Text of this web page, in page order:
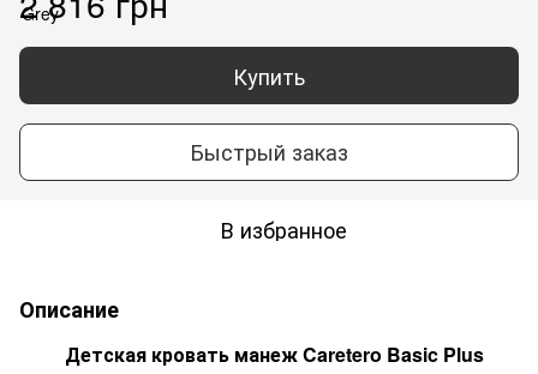
Купить
Быстрый заказ
В избранное
Описание
Детская кровать манеж Caretero Basic Plus